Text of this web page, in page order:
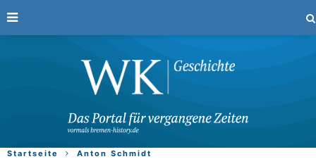
Startseite Anton Schmidt